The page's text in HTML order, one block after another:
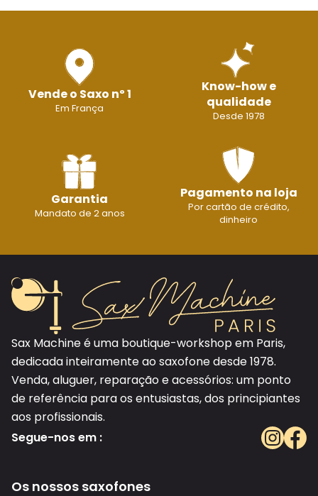
Vende o Saxo nº 1
Em França
Know-how e
qualidade
Desde 1978
Garantia
Mandato de 2 anos
Pagamento na loja
Por cartão de crédito,
dinheiro
Sax Machine é uma boutique-workshop em Paris,
dedicada inteiramente ao saxofone desde 1978.
Venda, aluguer, reparação e acessórios: um ponto
de referência para os entusiastas, dos principiantes
aos profissionais.
Segue-nos em :
Os nossos saxofones